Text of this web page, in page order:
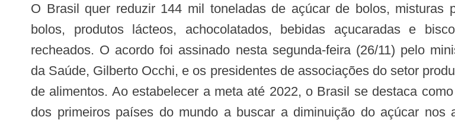
O Brasil quer reduzir 144 mil toneladas de açúcar de bolos, misturas para
bolos, produtos lácteos, achocolatados, bebidas açucaradas e
recheados. O acordo foi assinado nesta segunda-feira (26/11) pelo
da Saúde, Gilberto Occhi, e os presidentes de associações do setor
de alimentos. Ao estabelecer a meta até 2022, o Brasil se destaca
dos primeiros países do mundo a buscar a diminuição do açúcar nos